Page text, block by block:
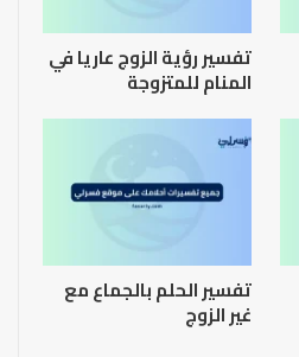
تفسير رؤية الزوج عاريا في
المنام للمتزوجة
تفسير الحلم بالجماع مع
غير الزوج